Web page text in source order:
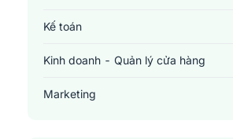
Kế toán
Kinh doanh - Quản lý cửa hàng
Marketing